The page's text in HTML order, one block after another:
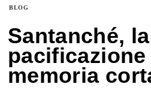
BLOG
Santanché, la
pacificazione
memoria